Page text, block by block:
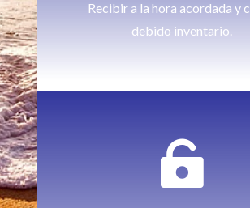
Recibir a la hora acordada y
debido inventario.
